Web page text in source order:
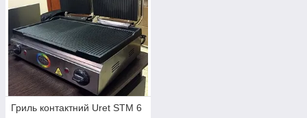
Гриль контактний Uret STM 6